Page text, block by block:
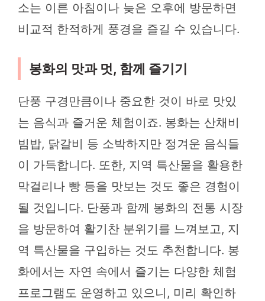
소는 이른 아침이나 늦은 오후에 방문하면
비교적 한적하게 풍경을 즐길 수 있습니다.
봉화의 맛과 멋, 함께 즐기기
단풍 구경만큼이나 중요한 것이 바로 맛있
는 음식과 즐거운 체험이죠. 봉화는 산채비
빔밥, 닭갈비 등 소박하지만 정겨운 음식들
이 가득합니다. 또한, 지역 특산물을 활용한
막걸리나 빵 등을 맛보는 것도 좋은 경험이
될 것입니다. 단풍과 함께 봉화의 전통 시장
을 방문하여 활기찬 분위기를 느껴보고, 지
역 특산물을 구입하는 것도 추천합니다. 봉
화에서는 자연 속에서 즐기는 다양한 체험
프로그램도 운영하고 있으니, 미리 확인하